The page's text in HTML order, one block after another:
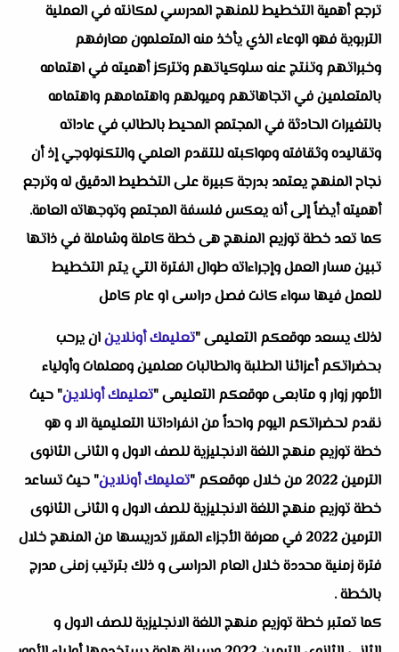
ترجع أهمية التخطيط للمنهج المدرسي لمكانته في العملية
التربوية فهو الوعاء الذي يأخذ منه المتعلمون معارفهم
وخبراتهم وتنتج عنه سلوكياتهم وتتركز أهميته في اهتمامه
بالمتعلمين في اتجاهاتهم وميولهم واهتمامهم واهتمامه
بالتغيرات الحادثة في المجتمع المحيط بالطالب في عاداته
وتقاليده وثقافته ومواكبته للتقدم العلمي والتكنولوجي إذ أن
نجاح المنهج يعتمد بدرجة كبيرة على التخطيط الدقيق له وترجع
أهميته أيضاً إلى أنه يعكس فلسفة المجتمع وتوجهاته العامة.
كما تعد خطة توزيع المنهج هى خطة كاملة وشاملة في ذاتها
تبين مسار العمل وإجراءاته طوال الفترة التي يتم التخطيط
للعمل فيها سواء كانت فصل دراسى او عام كامل
لذلك يسعد موقعكم التعليمى "تعليمك أونلاينان يرحب
بحضراتكم أعزائنا الطلبة والطالبات معلمين ومعلمات وأولياء
الأمور زوار و متابعى موقعكم التعليمى "تعليمك أونلاين" حيث
نقدم لحضراتكم اليوم واحداً من انفراداتنا التعليمية الا و هو
خطة توزيع منهج اللغة الانجليزية للصف الاول و الثانى الثانوى
الترمين 2022 من خلال موقعكم "
تعليمك أونلاين" حيث تساعد
خطة توزيع منهج اللغة الانجليزية للصف الاول و الثانى الثانوى
الترمين 2022 في معرفة الأجزاء المقرر تدريسها من المنهج خلال
فترة زمنية محددة خلال العام الدراسى و ذلك بترتيب زمنى مدرج
بالخطة .
كما تعتبر خطة توزيع منهج اللغة الانجليزية للصف الاول و